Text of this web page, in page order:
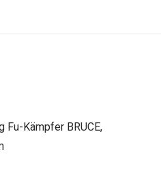
Fu-Kämpfer BRUCE,